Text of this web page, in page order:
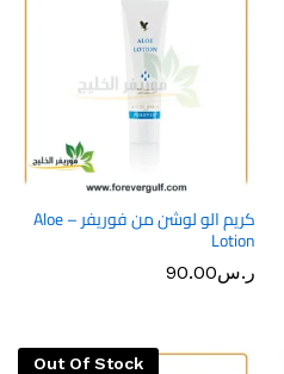
كريم الو لوشن من فوريفر – Aloe
Lotion
ر.س90.00
Out Of Stock